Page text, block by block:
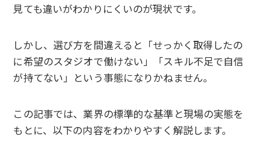
見ても違いがわかりにくいのが現状です。
しかし、選び方を間違えると「せっかく取得したの
に希望のスタジオで働けない」「スキル不足で自信
が持てない」という事態になりかねません。
この記事では、業界の標準的な基準と現場の実態を
もとに、以下の内容をわかりやすく解説します。